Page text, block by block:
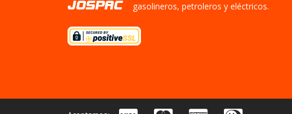
gasolineros, petroleros y eléctricos.